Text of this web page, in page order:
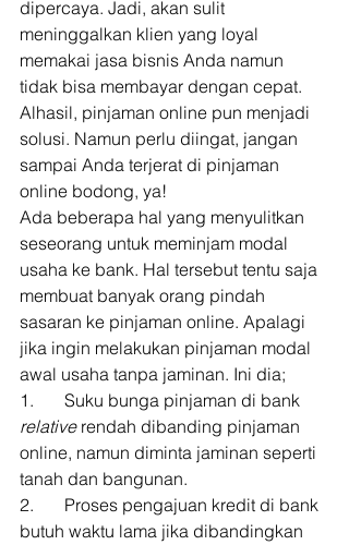
dipercaya. Jadi, akan sulit
meninggalkan klien yang loyal
memakai jasa bisnis Anda namun
tidak bisa membayar dengan cepat.
Alhasil, pinjaman online pun menjadi
solusi. Namun perlu diingat, jangan
sampai Anda terjerat di pinjaman
online bodong, ya!
Ada beberapa hal yang menyulitkan
seseorang untuk meminjam modal
usaha ke bank. Hal tersebut tentu saja
membuat banyak orang pindah
sasaran ke pinjaman online. Apalagi
jika ingin melakukan pinjaman modal
awal usaha tanpa jaminan. Ini dia;
1.       Suku bunga pinjaman di bank
relative rendah dibanding pinjaman
online, namun diminta jaminan seperti
tanah dan bangunan.
2.       Proses pengajuan kredit di bank
butuh waktu lama jika dibandingkan